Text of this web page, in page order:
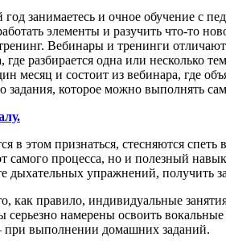
занимаетесь и очное обучение с
элементы и разучить что-то
Вебинары и тренинги
где разбирается одна или несколько
месяц и состоит из вебинара, где
задания, которое можно выполнять
в этом признаться, стесняются
самого процесса, но и полезный
дыхательных упражнений, получить
как правило, индивидуальные
серьезно намерены освоить
выполнении домашних заданий.